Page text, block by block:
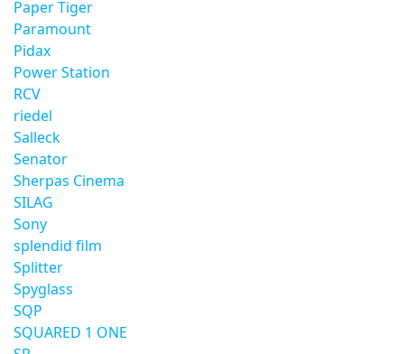
Paper Tiger
Paramount
Pidax
Power Station
RCV
riedel
Salleck
Senator
Sherpas Cinema
SILAG
Sony
splendid film
Splitter
Spyglass
SQP
SQUARED 1 ONE